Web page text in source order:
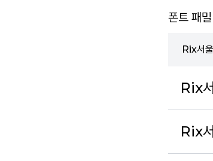
폰트 패밀
Rix서
Rix
Rix